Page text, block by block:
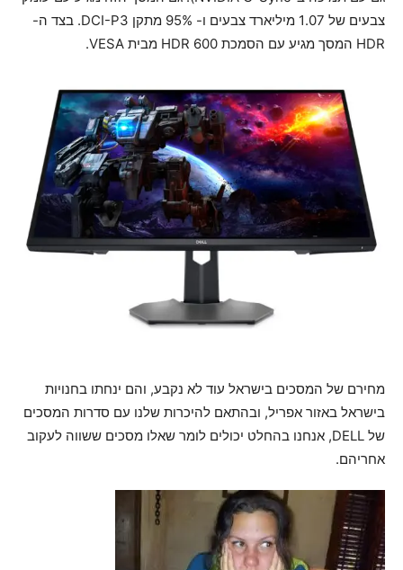
צבעים של 1.07 מיליארד צבעים ו- 95% מתקן DCI-P3. בצד ה-
HDR המסך מגיע עם הסמכת HDR 600 מבית VESA.
מחירם של המסכים בישראל עוד לא נקבע, והם ינחתו בחנויות
בישראל באזור אפריל, ובהתאם להיכרות שלנו עם סדרות המסכים
של DELL, אנחנו בהחלט יכולים לומר שאלו מסכים ששווה לעקוב
אחריהם.